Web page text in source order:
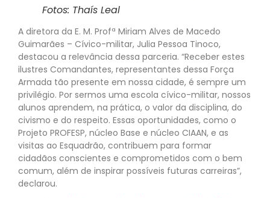
Fotos: Thaís Leal
A diretora da E. M. Profª Miriam Alves de Macedo
Guimarães – Cívico-militar, Julia Pessoa Tinoco,
destacou a relevância dessa parceria. “Receber estes
ilustres Comandantes, representantes dessa Força
Armada tão presente em nossa cidade, é sempre um
privilégio. Por sermos uma escola cívico-militar, nossos
alunos aprendem, na prática, o valor da disciplina, do
civismo e do respeito. Essas oportunidades, como o
Projeto PROFESP, núcleo Base e núcleo CIAAN, e as
visitas ao Esquadrão, contribuem para formar
cidadãos conscientes e comprometidos com o bem
comum, além de inspirar possíveis futuras carreiras”,
declarou.